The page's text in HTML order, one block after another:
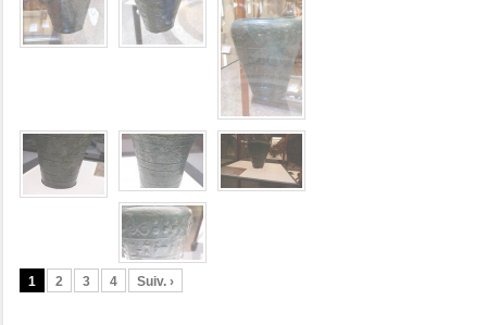
1 2 3 4 Suiv. ›